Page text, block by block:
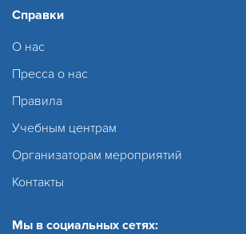
Справки
О нас
Пресса о нас
Правила
Учебным центрам
Организаторам мероприятий
Контакты
Мы в социальных сетях: